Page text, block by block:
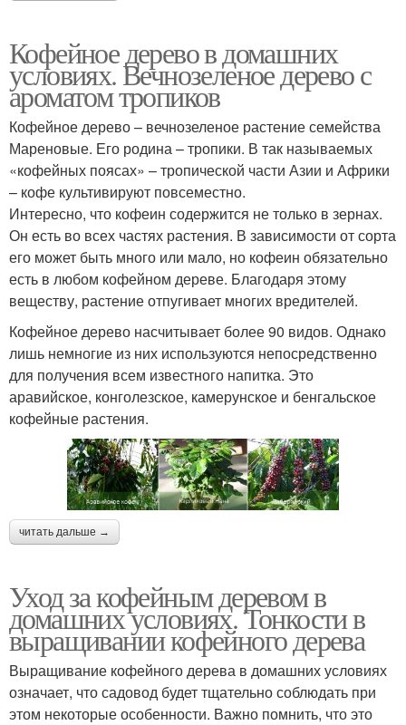
Кофейное дерево в домашних
условиях. Вечнозеленое дерево с
ароматом тропиков
Кофейное дерево – вечнозеленое растение семейства
Мареновые. Его родина – тропики. В так называемых
«кофейных поясах» – тропической части Азии и Африки
– кофе культивируют повсеместно.
Интересно, что кофеин содержится не только в зернах.
Он есть во всех частях растения. В зависимости от сорта
его может быть много или мало, но кофеин обязательно
есть в любом кофейном дереве. Благодаря этому
веществу, растение отпугивает многих вредителей.
Кофейное дерево насчитывает более 90 видов. Однако
лишь немногие из них используются непосредственно
для получения всем известного напитка. Это
аравийское, конголезское, камерунское и бенгальское
кофейные растения.
читать дальше →
Уход за кофейным деревом в
домашних условиях. Тонкости в
выращивании кофейного дерева
Выращивание кофейного дерева в домашних условиях
означает, что садовод будет тщательно соблюдать при
этом некоторые особенности. Важно помнить, что это